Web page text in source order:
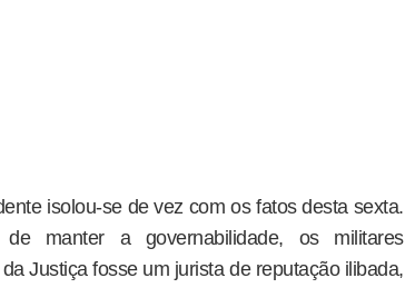
isolou-se de vez com os fatos desta sexta.
manter a governabilidade, os militares
Justiça fosse um jurista de reputação ilibada,